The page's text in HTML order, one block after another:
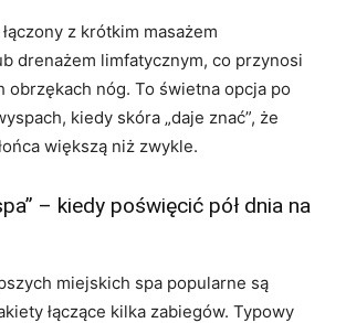
z krótkim masażem
drenażem limfatycznym, co przynosi
obrzękach nóg. To świetna opcja po
kiedy skóra „daje znać”, że
większą niż zwykle.
– kiedy poświęcić pół dnia na
miejskich spa popularne są
łączące kilka zabiegów. Typowy